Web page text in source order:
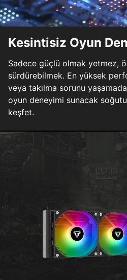
Kesintisiz Oyun
Sadece güçlü olmak yetmez,
sürdürebilmek. En yüksek
veya takılma sorunu
oyun deneyimi sunacak
keşfet.